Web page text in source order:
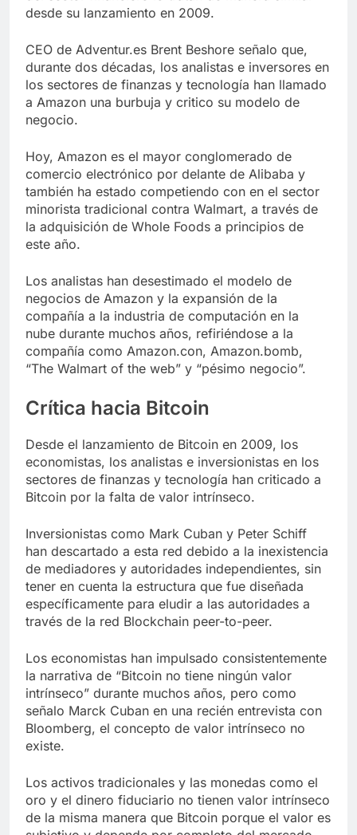
desde su lanzamiento en 2009.
CEO de Adventur.es Brent Beshore señalo que,
durante dos décadas, los analistas e inversores en
los sectores de finanzas y tecnología han llamado
a Amazon una burbuja y critico su modelo de
negocio.
Hoy, Amazon es el mayor conglomerado de
comercio electrónico por delante de Alibaba y
también ha estado competiendo con en el sector
minorista tradicional contra Walmart, a través de
la adquisición de Whole Foods a principios de
este año.
Los analistas han desestimado el modelo de
negocios de Amazon y la expansión de la
compañía a la industria de computación en la
nube durante muchos años, refiriéndose a la
compañía como Amazon.con, Amazon.bomb,
“The Walmart of the web” y “pésimo negocio”.
Crítica hacia Bitcoin
Desde el lanzamiento de Bitcoin en 2009, los
economistas, los analistas e inversionistas en los
sectores de finanzas y tecnología han criticado a
Bitcoin por la falta de valor intrínseco.
Inversionistas como Mark Cuban y Peter Schiff
han descartado a esta red debido a la inexistencia
de mediadores y autoridades independientes, sin
tener en cuenta la estructura que fue diseñada
específicamente para eludir a las autoridades a
través de la red Blockchain peer-to-peer.
Los economistas han impulsado consistentemente
la narrativa de “Bitcoin no tiene ningún valor
intrínseco” durante muchos años, pero como
señalo Marck Cuban en una recién entrevista con
Bloomberg, el concepto de valor intrínseco no
existe.
Los activos tradicionales y las monedas como el
oro y el dinero fiduciario no tienen valor intrínseco
de la misma manera que Bitcoin porque el valor es